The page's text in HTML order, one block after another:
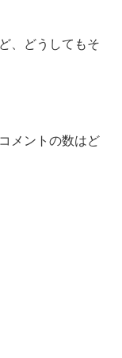
、どうしてもそ
メントの数はど